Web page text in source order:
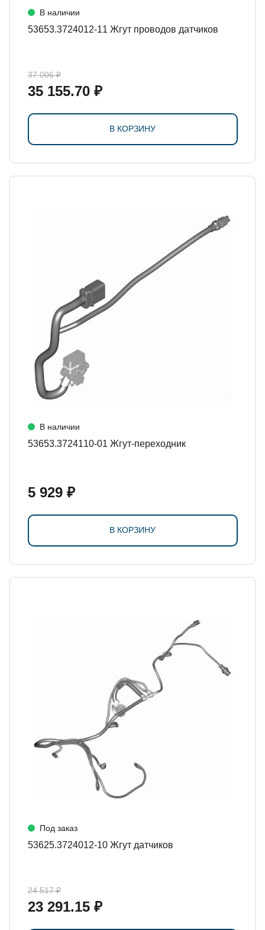
В наличии
53653.3724012-11 Жгут проводов датчиков
37 006 ₽
35 155.70 ₽
В КОРЗИНУ
В наличии
53653.3724110-01 Жгут-переходник
5 929 ₽
В КОРЗИНУ
Под заказ
53625.3724012-10 Жгут датчиков
24 517 ₽
23 291.15 ₽